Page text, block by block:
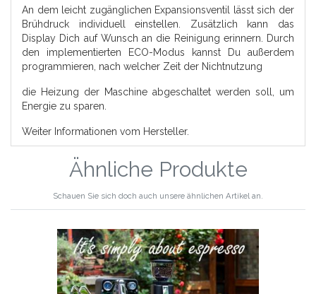
An dem leicht zugänglichen Expansionsventil lässt sich der
Brühdruck individuell einstellen. Zusätzlich kann das
Display Dich auf Wunsch an die Reinigung erinnern. Durch
den implementierten ECO-Modus kannst Du außerdem
programmieren, nach welcher Zeit der Nichtnutzung
die Heizung der Maschine abgeschaltet werden soll, um
Energie zu sparen.
Weiter Informationen vom Hersteller.
Ähnliche Produkte
Schauen Sie sich doch auch unsere ähnlichen Artikel an.